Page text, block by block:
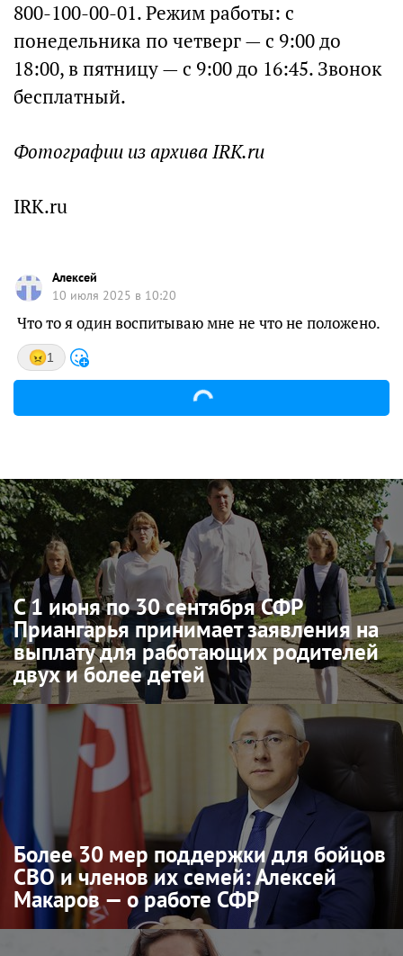
800-100-00-01. Режим работы: с
понедельника по четверг — с 9:00 до
18:00, в пятницу — с 9:00 до 16:45. Звонок
бесплатный.
Фотографии из архива IRK.ru
IRK.ru
Алексей
10 июля 2025 в 10:20
Что то я один воспитываю мне не что не положено.
1
С 1 июня по 30 сентября СФР
Приангарья принимает заявления на
выплату для работающих родителей
двух и более детей
Более 30 мер поддержки для бойцов
СВО и членов их семей: Алексей
Макаров — о работе СФР